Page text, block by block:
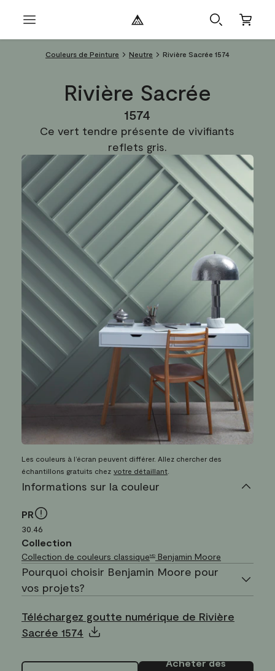
Couleurs de Peinture Neutre Rivière Sacrée 1574
Rivière Sacrée
1574
Ce vert tendre présente de vivifiants
reflets gris.
Les couleurs à l’écran peuvent différer. Allez chercher des
échantillons gratuits chez votre détaillant
Informations sur la couleur
PR
30.46
Collection
Collection de couleurs classiqueMD Benjamin Moore
Pourquoi choisir Benjamin Moore pour
vos projets?
Téléchargez goutte numérique de Rivière
Sacrée 1574
Acheter des